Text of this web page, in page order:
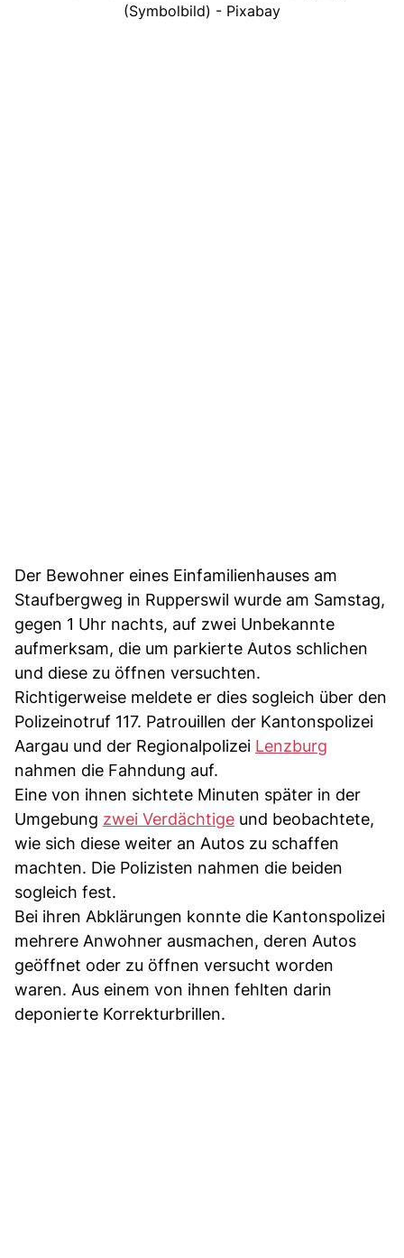
(Symbolbild) - Pixabay
Der Bewohner eines Einfamilienhauses am
Staufbergweg in Rupperswil wurde am Samstag,
gegen 1 Uhr nachts, auf zwei Unbekannte
aufmerksam, die um parkierte Autos schlichen
und diese zu öffnen versuchten.
Richtigerweise meldete er dies sogleich über den
Polizeinotruf 117. Patrouillen der Kantonspolizei
Aargau und der Regionalpolizei Lenzburg
nahmen die Fahndung auf.
Eine von ihnen sichtete Minuten später in der
Umgebung zwei Verdächtige und beobachtete,
wie sich diese weiter an Autos zu schaffen
machten. Die Polizisten nahmen die beiden
sogleich fest.
Bei ihren Abklärungen konnte die Kantonspolizei
mehrere Anwohner ausmachen, deren Autos
geöffnet oder zu öffnen versucht worden
waren. Aus einem von ihnen fehlten darin
deponierte Korrekturbrillen.